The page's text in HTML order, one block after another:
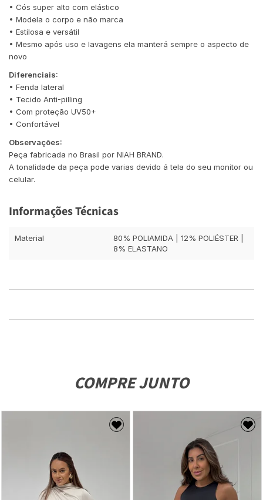
• Cós super alto com elástico
• Modela o corpo e não marca
• Estilosa e versátil
• Mesmo após uso e lavagens ela manterá sempre o aspecto de
novo
Diferenciais:
• Fenda lateral
• Tecido Anti-pilling
• Com proteção UV50+
• Confortável
Observações:
Peça fabricada no Brasil por NIAH BRAND.
A tonalidade da peça pode varias devido á tela do seu monitor ou
celular.
Informações Técnicas
Material
80% POLIAMIDA | 12% POLIÉSTER |
8% ELASTANO
COMPRE JUNTO